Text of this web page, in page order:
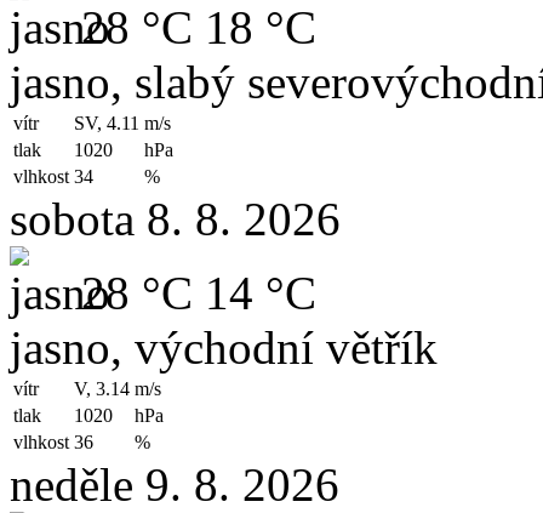
28 °C 18 °C
jasno, slabý
vítr SV, 4.11 m/s
tlak
1020
hPa
vlhkost 34 %
sobota 8. 8. 2026
28 °C 14 °C
jasno, východní větřík
vítr V, 3.14 m/s
tlak
1020
hPa
vlhkost 36 %
neděle 9. 8. 2026